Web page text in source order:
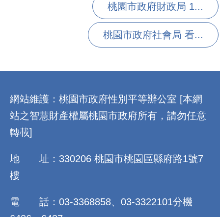
桃園市政府財政局 1...
桃園市政府社會局 看...
網站維護：桃園市政府性別平等辦公室 [本網
站之智慧財產權屬桃園市政府所有，請勿任意
轉載]
地 址：330206 桃園市桃園區縣府路1號7
樓
電 話：03-3368858、03-3322101分機